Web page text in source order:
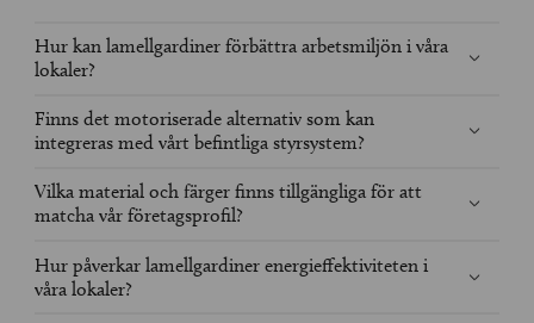
Hur kan lamellgardiner förbättra arbetsmiljön i våra
lokaler?
Finns det motoriserade alternativ som kan
integreras med vårt befintliga styrsystem?
Vilka material och färger finns tillgängliga för att
matcha vår företagsprofil?
Hur påverkar lamellgardiner energieffektiviteten i
våra lokaler?